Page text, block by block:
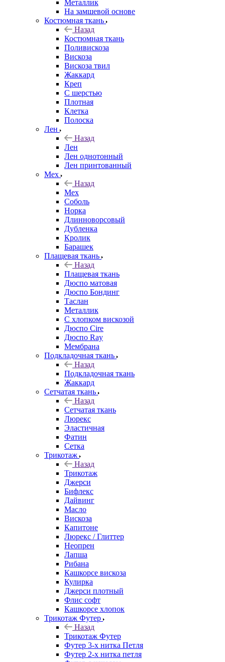
Металлик
На замшевой основе
Костюмная ткань
Назад
Костюмная ткань
Поливискоза
Вискоза
Вискоза твил
Жаккард
Креп
С шерстью
Плотная
Клетка
Полоска
Лен
Назад
Лен
Лен однотонный
Лен принтованный
Мех
Назад
Мех
Соболь
Норка
Длинноворсовый
Дубленка
Кролик
Барашек
Плащевая ткань
Назад
Плащевая ткань
Дюспо матовая
Дюспо Бондинг
Таслан
Металлик
С хлопком вискозой
Дюспо Cire
Дюспо Ray
Мембрана
Подкладочная ткань
Назад
Подкладочная ткань
Жаккард
Сетчатая ткань
Назад
Сетчатая ткань
Люрекс
Эластичная
Фатин
Сетка
Трикотаж
Назад
Трикотаж
Джерси
Бифлекс
Дайвинг
Масло
Вискоза
Капитоне
Люрекс / Глиттер
Неопрен
Лапша
Рибана
Кашкорсе вискоза
Кулирка
Джерси плотный
Флис софт
Кашкорсе хлопок
Трикотаж Футер
Назад
Трикотаж Футер
Футер 3-х нитка Петля
Футер 2-х нитка петля